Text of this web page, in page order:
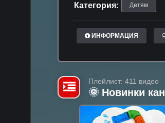
Категория: Детям
ИНФОРМАЦИЯ
Плейлист: 411 видео
🌞 Новинки